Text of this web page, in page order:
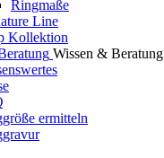
Ringmaße
Line
Kollektion
Wissen & Beratung
ermitteln